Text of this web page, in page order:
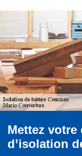
Mettez votre
d’isolation